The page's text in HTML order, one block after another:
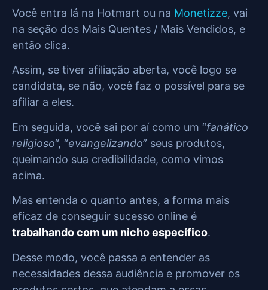
Você entra lá na Hotmart ou na Monetizze, vai
na seção dos Mais Quentes / Mais Vendidos, e
então clica.
Assim, se tiver afiliação aberta, você logo se
candidata, se não, você faz o possível para se
afiliar a eles.
Em seguida, você sai por aí como um “fanático
religioso“, “evangelizando” seus produtos,
queimando sua credibilidade, como vimos
acima.
Mas entenda o quanto antes, a forma mais
eficaz de conseguir sucesso online é
trabalhando com um nicho específico.
Desse modo, você passa a entender as
necessidades dessa audiência e promover os